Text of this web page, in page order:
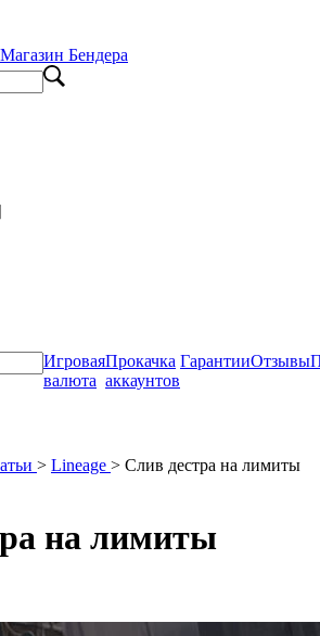
Магазин Бендера
Игровая
валюта
Прокачка
аккаунтов
ГарантииОтзывы
> Lineage > Слив дестра на лимиты
на лимиты